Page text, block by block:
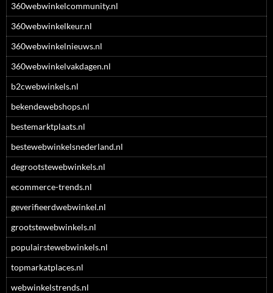
360webwinkelcommunity.nl
360webwinkelkeur.nl
360webwinkelnieuws.nl
360webwinkelvakdagen.nl
b2cwebwinkels.nl
bekendewebshops.nl
bestemarktplaats.nl
bestewebwinkelsnederland.nl
degrootstewebwinkels.nl
ecommerce-trends.nl
geverifieerdwebwinkel.nl
grootstewebwinkels.nl
populairstewebwinkels.nl
topmarkatplaces.nl
webwinkelstrends.nl